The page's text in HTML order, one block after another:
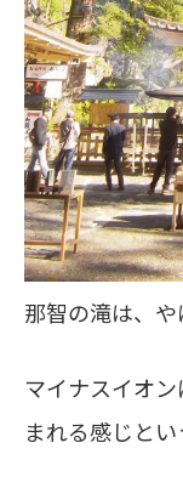
那智の滝は、や
マイナスイオ
まれる感じとい